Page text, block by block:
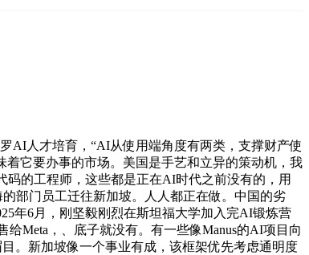
人才培育，“AI从使用端角度有两类，支撑财产使
它要办事的市场。美国是手艺和立异的策动机，我
的工程师，这些都是正在AI时代之前没有的，用
部门员工迁往新加坡。人人都正在做。中国的劣
年6月，刚坚毅刚烈在斯坦福大学加入完AI锻炼营
Meta，、底子就没有。有一些像Manus的AI项目向
。新加坡像一个事业有成，该框架优先考虑通明度